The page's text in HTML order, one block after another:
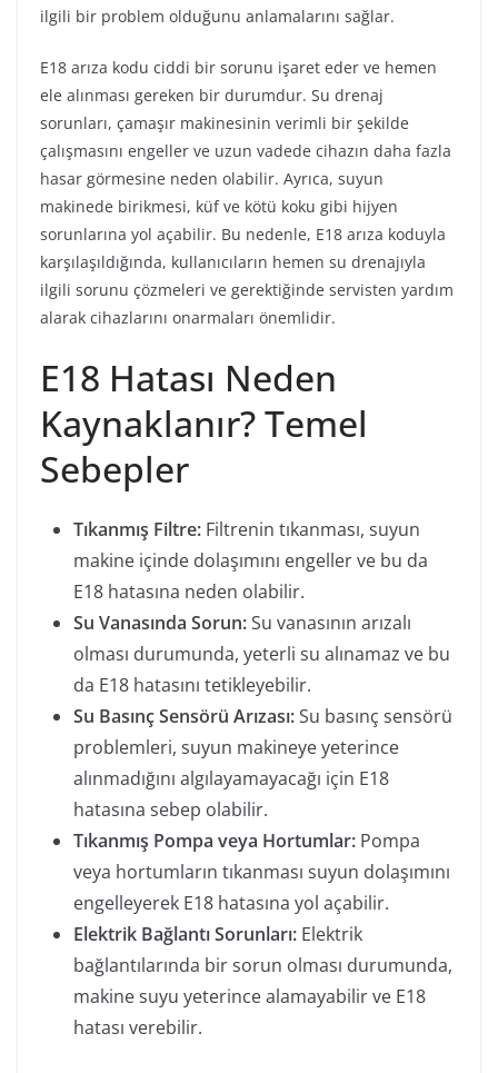
ilgili bir problem olduğunu anlamalarını sağlar.
E18 arıza kodu ciddi bir sorunu işaret eder ve hemen
ele alınması gereken bir durumdur. Su drenaj
sorunları, çamaşır makinesinin verimli bir şekilde
çalışmasını engeller ve uzun vadede cihazın daha fazla
hasar görmesine neden olabilir. Ayrıca, suyun
makinede birikmesi, küf ve kötü koku gibi hijyen
sorunlarına yol açabilir. Bu nedenle, E18 arıza koduyla
karşılaşıldığında, kullanıcıların hemen su drenajıyla
ilgili sorunu çözmeleri ve gerektiğinde servisten yardım
alarak cihazlarını onarmaları önemlidir.
E18 Hatası Neden
Kaynaklanır? Temel
Sebepler
Tıkanmış Filtre: Filtrenin tıkanması, suyun
makine içinde dolaşımını engeller ve bu da
E18 hatasına neden olabilir.
Su Vanasında Sorun:Su vanasının arızalı
olması durumunda, yeterli su alınamaz ve bu
da E18 hatasını tetikleyebilir.
Su Basınç Sensörü Arızası:Su basınç sensörü
problemleri, suyun makineye yeterince
alınmadığını algılayamayacağı için E18
hatasına sebep olabilir.
Tıkanmış Pompa veya Hortumlar: Pompa
veya hortumların tıkanması suyun dolaşımını
engelleyerek E18 hatasına yol açabilir.
Elektrik Bağlantı Sorunları: Elektrik
bağlantılarında bir sorun olması durumunda,
makine suyu yeterince alamayabilir ve E18
hatası verebilir.